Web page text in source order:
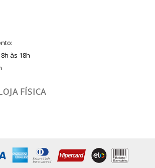
às 18h
FÍSICA